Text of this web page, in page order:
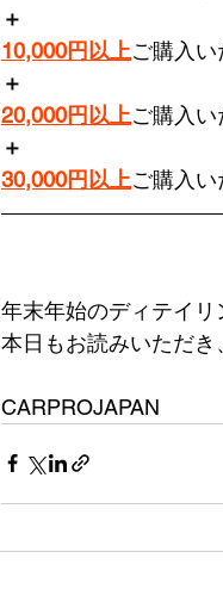
＋
10,000円以上ご購入い
＋
20,000円以上ご購入い
＋
30,000円以上ご購入い
年末年始のディテイリ
本日もお読みいただき
CARPROJAPAN